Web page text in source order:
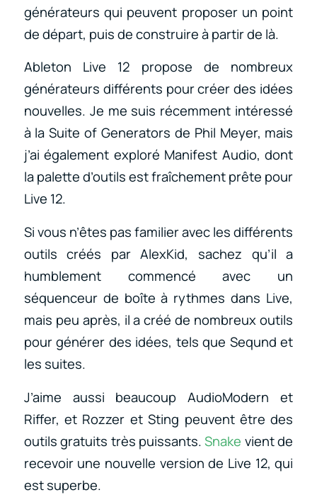
générateurs qui peuvent proposer un point
de départ, puis de construire à partir de là.
Ableton Live 12 propose de nombreux
générateurs différents pour créer des idées
nouvelles. Je me suis récemment intéressé
à la Suite of Generators de Phil Meyer, mais
j’ai également exploré Manifest Audio, dont
la palette d’outils est fraîchement prête pour
Live 12.
Si vous n’êtes pas familier avec les différents
outils créés par AlexKid, sachez qu’il a
humblement commencé avec un
séquenceur de boîte à rythmes dans Live,
mais peu après, il a créé de nombreux outils
pour générer des idées, tels que Seqund et
les suites.
J’aime aussi beaucoup AudioModern et
Riffer, et Rozzer et Sting peuvent être des
outils gratuits très puissants.Snake vient de
recevoir une nouvelle version de Live 12, qui
est superbe.